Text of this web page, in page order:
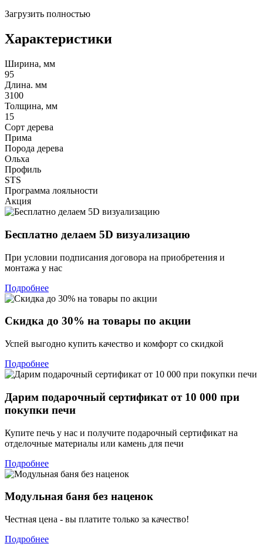
Загрузить полностью
Характеристики
Ширина, мм
95
Длина. мм
3100
Толщина, мм
15
Сорт дерева
Прима
Порода дерева
Ольха
Профиль
STS
Программа лояльности
Акция
Бесплатно делаем 5D визуализацию
При условии подписания договора на приобретения и
монтажа у нас
Подробнее
Скидка до 30% на товары по акции
Успей выгодно купить качество и комфорт со скидкой
Подробнее
Дарим подарочный сертификат от 10 000 при
покупки печи
Купите печь у нас и получите подарочный сертификат на
отделочные материалы или камень для печи
Подробнее
Модульная баня без наценок
Честная цена - вы платите только за качество!
Подробнее